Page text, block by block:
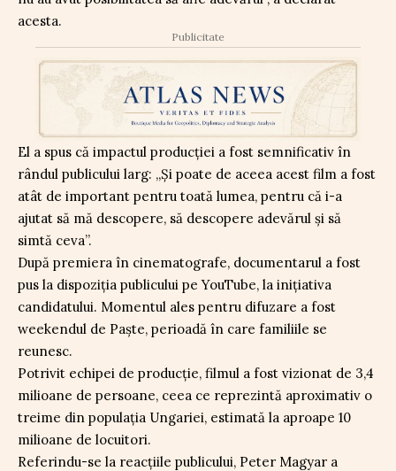
acesta.
Publicitate
El a spus că impactul producției a fost semnificativ în
rândul publicului larg: „Şi poate de aceea acest film a fost
atât de important pentru toată lumea, pentru că i-a
ajutat să mă descopere, să descopere adevărul şi să
simtă ceva”.
După premiera în cinematografe, documentarul a fost
pus la dispoziția publicului pe YouTube, la inițiativa
candidatului. Momentul ales pentru difuzare a fost
weekendul de Paște, perioadă în care familiile se
reunesc.
Potrivit echipei de producție, filmul a fost vizionat de 3,4
milioane de persoane, ceea ce reprezintă aproximativ o
treime din populația Ungariei, estimată la aproape 10
milioane de locuitori.
Referindu-se la reacțiile publicului, Peter Magyar a